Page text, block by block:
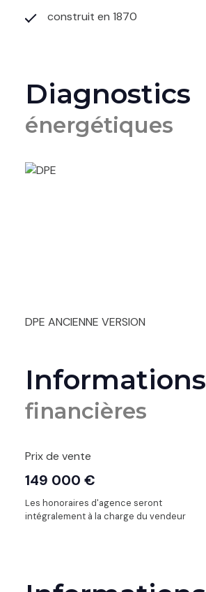
construit en 1870
Diagnostics
énergétiques
DPE ANCIENNE VERSION
Informations
financières
Prix de vente
149 000 €
Les honoraires d'agence seront
intégralement à la charge du vendeur